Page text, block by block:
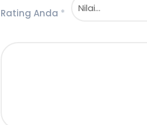
Rating Anda *